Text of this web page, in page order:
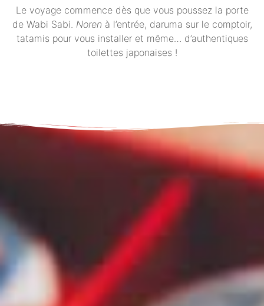
Le voyage commence dès que vous poussez la porte
de Wabi Sabi. Noren à l’entrée, daruma sur le comptoir,
tatamis pour vous installer et même… d’authentiques
toilettes japonaises !